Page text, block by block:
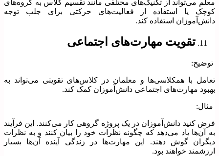
معلم می‌تواند از تکنیک‌های مختلفی مانند تقسیم کلاس به گروه‌های
کوچک یا استفاده از فعالیت‌های حرکتی برای جلب توجه
دانش‌آموزان استفاده کند.
تقویت مهارت‌های اجتماعی
توضیح:
تعامل با همکلاسی‌ها و معلمان در کلاس‌های تقویتی می‌تواند به
بهبود مهارت‌های اجتماعی دانش‌آموزان کمک کند.
مثال:
فرض کنید دانش‌آموزان در یک پروژه گروهی کار می‌کنند. این فرآیند
به آن‌ها یاد می‌دهد که چگونه نظرات خود را بیان کنند و به نظرات
دیگران گوش دهند. این مهارت‌ها در زندگی آینده آن‌ها بسیار
ارزشمند خواهند بود.